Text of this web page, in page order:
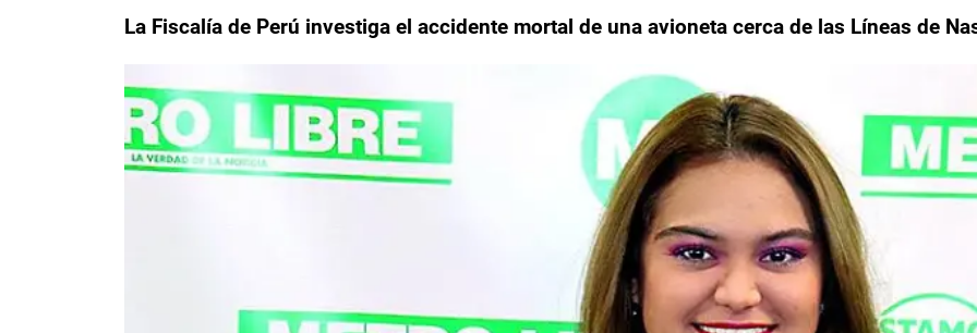
La Fiscalía de Perú investiga el accidente mortal de una avioneta cerca de las Líneas de